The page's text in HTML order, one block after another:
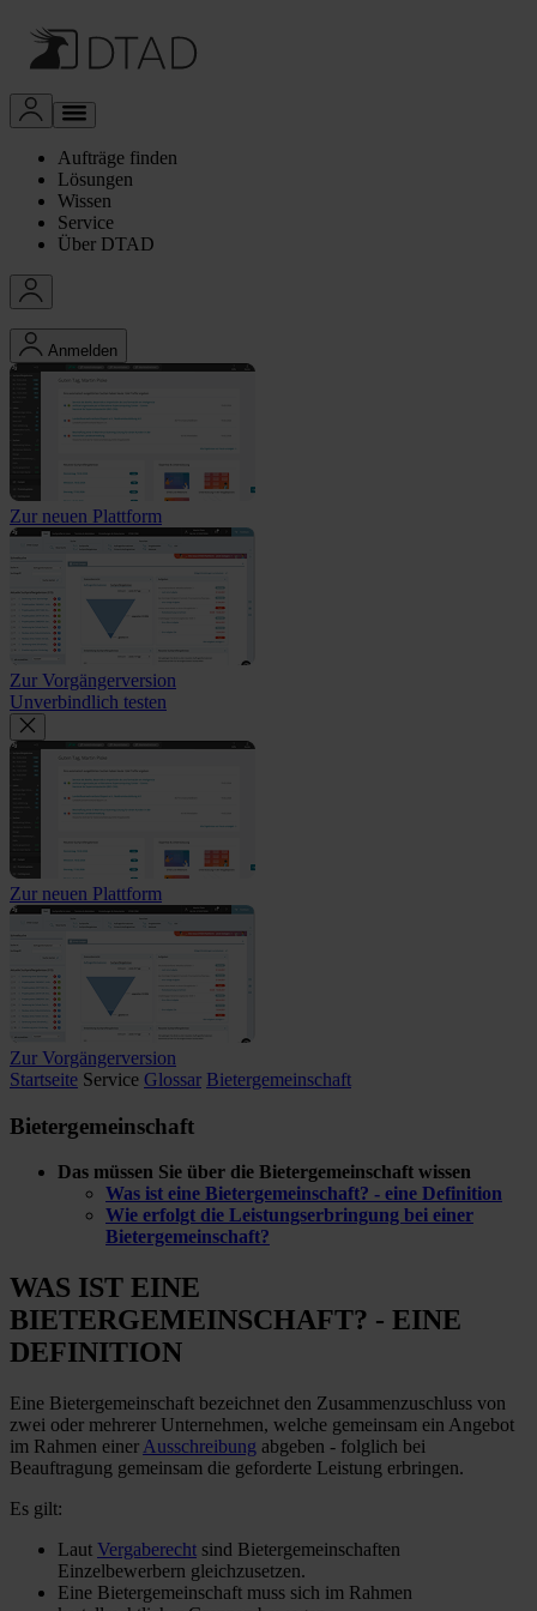
Aufträge finden
Lösungen
Wissen
Service
Über DTAD
Anmelden
Zur neuen Plattform
Zur Vorgängerversion
Unverbindlich testen
Zur neuen Plattform
Zur Vorgängerversion
Startseite Service Glossar Bietergemeinschaft
Bietergemeinschaft
Das müssen Sie über die Bietergemeinschaft wissen
Was ist eine Bietergemeinschaft? - eine Definition
Wie erfolgt die Leistungserbringung bei einer
Bietergemeinschaft?
WAS IST EINE
BIETERGEMEINSCHAFT? - EINE
DEFINITION
Eine Bietergemeinschaft bezeichnet den Zusammenzuschluss von
zwei oder mehrerer Unternehmen, welche gemeinsam ein Angebot
im Rahmen einer Ausschreibung abgeben - folglich bei
Beauftragung gemeinsam die geforderte Leistung erbringen.
Es gilt:
Laut Vergaberecht sind Bietergemeinschaften
Einzelbewerbern gleichzusetzen.
Eine Bietergemeinschaft muss sich im Rahmen